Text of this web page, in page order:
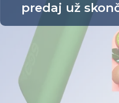
predaj už